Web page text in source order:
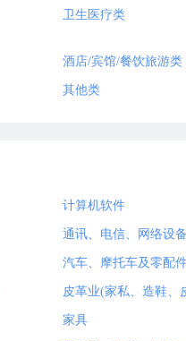
卫生医疗类
酒店/宾馆/餐饮旅游类
其他类
计算机软件
通讯、电信、网络设
汽车、摩托车及零配
皮革业(家私、造鞋
家具